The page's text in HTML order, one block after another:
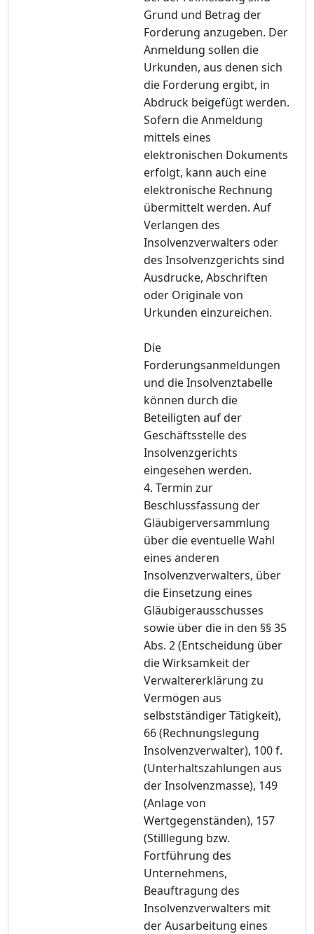
Grund und Betrag der
Forderung anzugeben. Der
Anmeldung sollen die
Urkunden, aus denen sich
die Forderung ergibt, in
Abdruck beigefügt werden.
Sofern die Anmeldung
mittels eines
elektronischen Dokuments
erfolgt, kann auch eine
elektronische Rechnung
übermittelt werden. Auf
Verlangen des
Insolvenzverwalters oder
des Insolvenzgerichts sind
Ausdrucke, Abschriften
oder Originale von
Urkunden einzureichen.
Die
Forderungsanmeldungen
und die Insolvenztabelle
können durch die
Beteiligten auf der
Geschäftsstelle des
Insolvenzgerichts
eingesehen werden.
4. Termin zur
Beschlussfassung der
Gläubigerversammlung
über die eventuelle Wahl
eines anderen
Insolvenzverwalters, über
die Einsetzung eines
Gläubigerausschusses
sowie über die in den §§ 35
Abs. 2 (Entscheidung über
die Wirksamkeit der
Verwaltererklärung zu
Vermögen aus
selbstständiger Tätigkeit),
66 (Rechnungslegung
Insolvenzverwalter), 100 f.
(Unterhaltszahlungen aus
der Insolvenzmasse), 149
(Anlage von
Wertgegenständen), 157
(Stilllegung bzw.
Fortführung des
Unternehmens,
Beauftragung des
Insolvenzverwalters mit
der Ausarbeitung eines